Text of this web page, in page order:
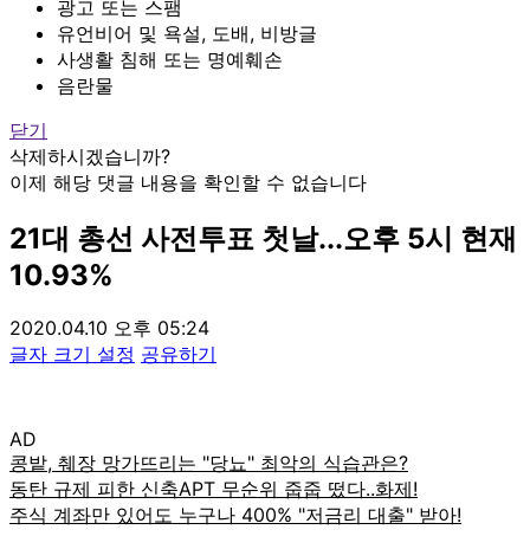
광고 또는 스팸
유언비어 및 욕설, 도배, 비방글
사생활 침해 또는 명예훼손
음란물
닫기
삭제하시겠습니까?
이제 해당 댓글 내용을 확인할 수 없습니다
21대 총선 사전투표 첫날...오후 5시 현재
10.93%
2020.04.10 오후 05:24
글자 크기 설정 공유하기
AD